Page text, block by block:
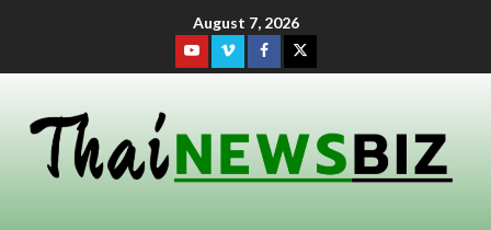
August 7, 2026